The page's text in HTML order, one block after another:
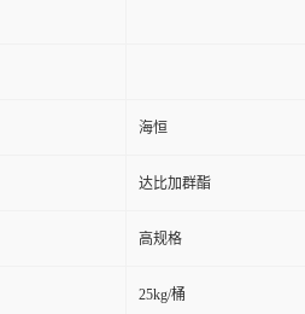
海恒
达比加群酯
高规格
25kg/桶